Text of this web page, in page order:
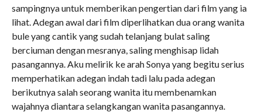
sampingnya untuk memberikan pengertian dari film yang ia
lihat. Adegan awal dari film diperlihatkan dua orang wanita
bule yang cantik yang sudah telanjang bulat saling
berciuman dengan mesranya, saling menghisap lidah
pasangannya. Aku melirik ke arah Sonya yang begitu serius
memperhatikan adegan indah tadi lalu pada adegan
berikutnya salah seorang wanita itu membenamkan
wajahnya diantara selangkangan wanita pasangannya.